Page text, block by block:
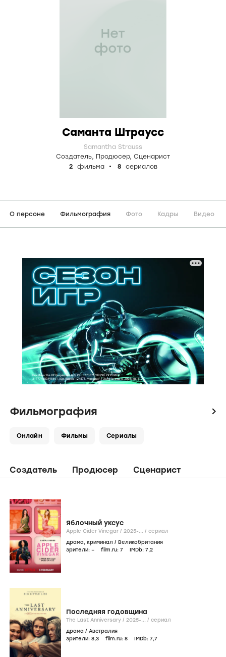
Саманта Штраусс
Samantha Strauss
Создатель, Продюсер, Сценарист
2
фильма 8 сериалов
О персоне Фильмография Фото Кадры Видео
Фильмография icon
Онлайн Фильмы Сериалы
Создатель Продюсер Сценарист
Яблочный уксус
Apple Cider Vinegar / 2025-... / сериал
драма, криминал / Великобритания
зрители: – film.ru: 7 IMDb: 7,2
Последняя годовщина
The Last Anniversary / 2025-... / сериал
драма / Австралия
зрители: 8,3 film.ru: 8 IMDb: 7,7